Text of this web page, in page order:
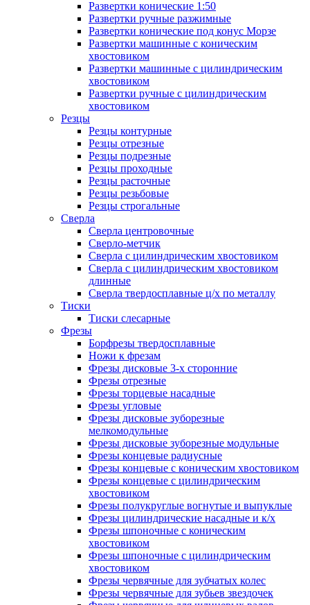
Развертки конические 1:50
Развертки ручные разжимные
Развертки конические под конус Морзе
Развертки машинные с коническим
хвостовиком
Развертки машинные с цилиндрическим
хвостовиком
Развертки ручные с цилиндрическим
хвостовиком
Резцы
Резцы контурные
Резцы отрезные
Резцы подрезные
Резцы проходные
Резцы расточные
Резцы резьбовые
Резцы строгальные
Сверла
Сверла центровочные
Сверло-метчик
Сверла с цилиндрическим хвостовиком
Сверла с цилиндрическим хвостовиком
длинные
Сверла твердосплавные ц/х по металлу
Тиски
Тиски слесарные
Фрезы
Борфрезы твердосплавные
Ножи к фрезам
Фрезы дисковые 3-х сторонние
Фрезы отрезные
Фрезы торцевые насадные
Фрезы угловые
Фрезы дисковые зуборезные
мелкомодульные
Фрезы дисковые зуборезные модульные
Фрезы концевые радиусные
Фрезы концевые с коническим хвостовиком
Фрезы концевые с цилиндрическим
хвостовиком
Фрезы полукруглые вогнутые и выпуклые
Фрезы цилиндрические насадные и к/х
Фрезы шпоночные с коническим
хвостовиком
Фрезы шпоночные с цилиндрическим
хвостовиком
Фрезы червячные для зубчатых колес
Фрезы червячные для зубьев звездочек